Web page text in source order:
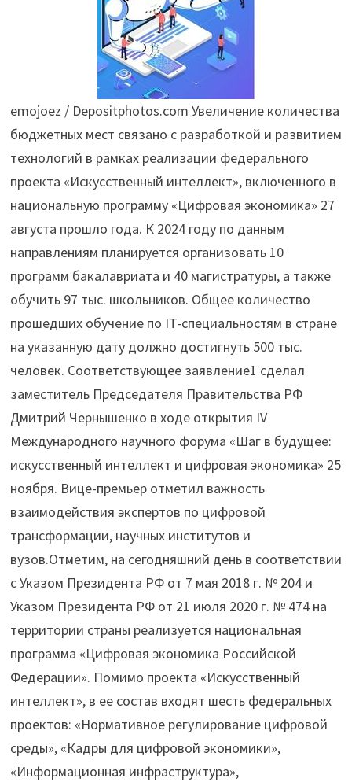
emojoez / Depositphotos.com Увеличение количества
бюджетных мест связано с разработкой и развитием
технологий в рамках реализации федерального
проекта «Искусственный интеллект», включенного в
национальную программу «Цифровая экономика» 27
августа прошло года. К 2024 году по данным
направлениям планируется организовать 10
программ бакалавриата и 40 магистратуры, а также
обучить 97 тыс. школьников. Общее количество
прошедших обучение по IT-специальностям в стране
на указанную дату должно достигнуть 500 тыс.
человек. Соответствующее заявление1 сделал
заместитель Председателя Правительства РФ
Дмитрий Чернышенко в ходе открытия IV
Международного научного форума «Шаг в будущее:
искусственный интеллект и цифровая экономика» 25
ноября. Вице-премьер отметил важность
взаимодействия экспертов по цифровой
трансформации, научных институтов и
вузов.Отметим, на сегодняшний день в соответствии
с Указом Президента РФ от 7 мая 2018 г. № 204 и
Указом Президента РФ от 21 июля 2020 г. № 474 на
территории страны реализуется национальная
программа «Цифровая экономика Российской
Федерации». Помимо проекта «Искусственный
интеллект», в ее состав входят шесть федеральных
проектов: «Нормативное регулирование цифровой
среды», «Кадры для цифровой экономики»,
«Информационная инфраструктура»,